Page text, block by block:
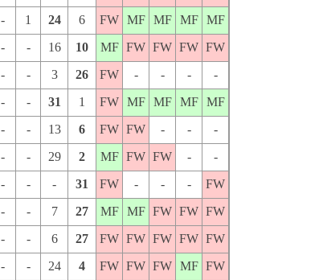
- 1 24 6 FW MF MF MF
MF
- - 16 10 MF FW FW FW FW
- - 3 26 FW - - -
-
- - 31 1 FW MF MF MF
MF
- - 13 6 FW FW - -
-
- - 29 2 MF FW FW -
-
- - - 31 FW - - -
FW
- - 7 27 MF MF FW FW FW
- - 6 27 FW FW FW FW FW
- - 24 4 FW FW FW MF FW